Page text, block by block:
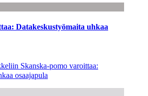
Datakeskustyömaita uhkaa
Skanska-pomo varoittaa:
osaajapula